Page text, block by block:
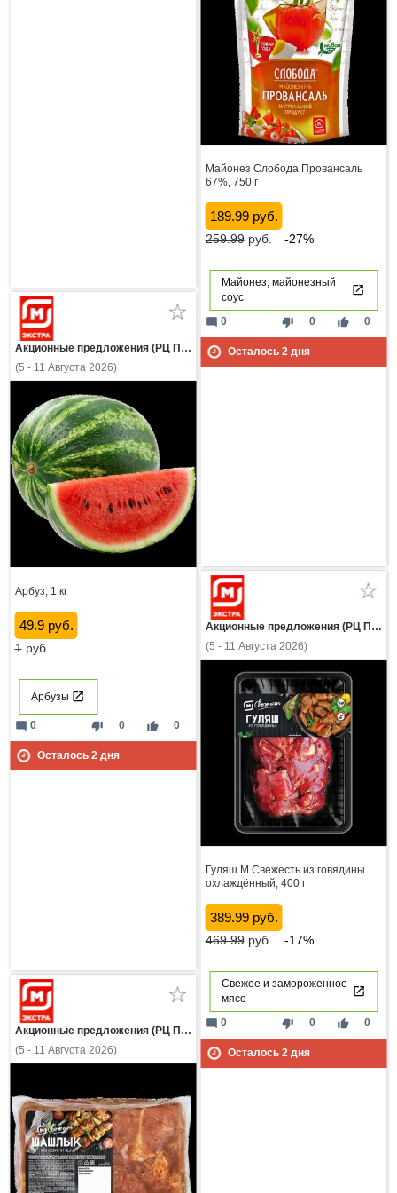
Майонез Слобода Провансаль
67%, 750 г
189.99 руб.
259.99руб. -27%
Майонез, майонезный
соус
thumb_down 0 thumb_up 0
mode_comment 0
Осталось 2дня
Акционные предложения (РЦ Пнз)
(5 - 11 Августа 2026)
Арбуз, 1 кг
49.9 руб.
1руб.
Арбузы
thumb_down 0 thumb_up 0
mode_comment 0
Осталось 2дня
Акционные предложения (РЦ Пнз)
(5 - 11 Августа 2026)
Гуляш М Свежесть из говядины
охлаждённый, 400 г
389.99 руб.
469.99руб. -17%
Свежее и замороженное
мясо
thumb_down 0 thumb_up 0
mode_comment 0
Осталось 2дня
Акционные предложения (РЦ Пнз)
(5 - 11 Августа 2026)